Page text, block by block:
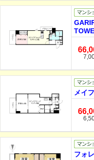
メイ
フォ